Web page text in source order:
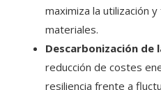
maximiza la utilización
materiales.
Descarbonización de
reducción de costes
resiliencia frente a